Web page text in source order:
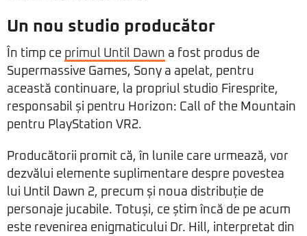
Un nou studio producător
În timp ce primul Until Dawn a fost produs de
Supermassive Games, Sony a apelat, pentru
această continuare, la propriul studio Firesprite,
responsabil și pentru Horizon: Call of the Mountain
pentru PlayStation VR2.
Producătorii promit că, în lunile care urmează, vor
dezvălui elemente suplimentare despre povestea
lui Until Dawn 2, precum și noua distribuție de
personaje jucabile. Totuși, ce știm încă de pe acum
este revenirea enigmaticului Dr. Hill, interpretat din